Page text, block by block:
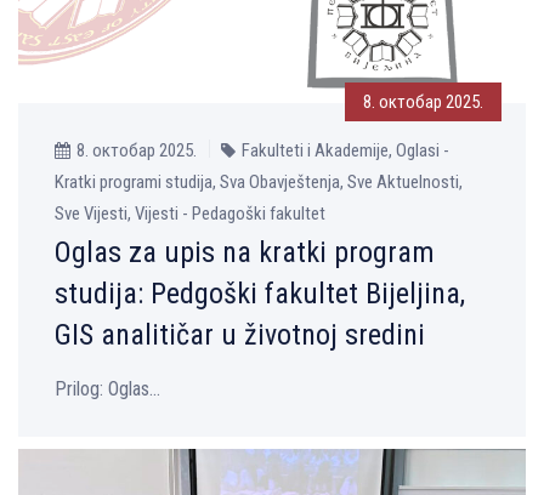
8. октобар 2025.
8. октобар 2025.
Fakulteti i Akademije, Oglasi -
Kratki programi studija, Sva Obavještenja, Sve Aktuelnosti,
Sve Vijesti, Vijesti - Pedagoški fakultet
Oglas za upis na kratki program
studija: Pedgoški fakultet Bijelјina,
GIS analitičar u životnoj sredini
Prilog: Oglas...